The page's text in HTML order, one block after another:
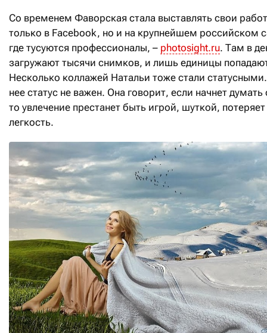
Со временем Фаворская стала выставлять свои
только в Facebook, но и на крупнейшем российском
где тусуются профессионалы, – photosight.ru. Там в
загружают тысячи снимков, и лишь единицы
Несколько коллажей Натальи тоже стали
нее статус не важен. Она говорит, если начнет
то увлечение престанет быть игрой, шуткой, потеряет
легкость.